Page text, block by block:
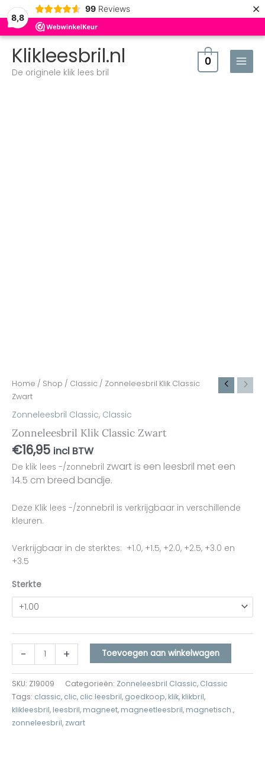
8,8
99 Reviews ×
Klikleesbril.nl
De originele klik lees bril
0
Home / Shop / Classic / Zonneleesbril Klik Classic
Zwart
Zonneleesbril Classic, Classic
Zonneleesbril Klik Classic Zwart
€16,95 incl BTW
De klik lees -/zonnebril zwart is een leesbril met een
14.5 cm breed bandje.
Deze Klik lees -/zonnebril is verkrijgbaar in verschillende
kleuren.
Verkrijgbaar in de sterktes: +1.0, +1.5, +2.0, +2.5, +3.0 en
+3.5
Sterkte
- + Toevoegen aan winkelwagen
SKU: Z19009 Categorieën: Zonneleesbril Classic, Classic
Tags: classic, clic, clic leesbril, goedkoop, klik, klikbril,
klikleesbril, leesbril, magneet, magneetleesbril, magnetisch.,
zonneleesbril, zwart